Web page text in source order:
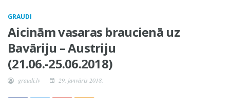
GRAUDI
Aicinām vasaras braucienā uz
Bavāriju – Austriju
(21.06.-25.06.2018)
graudi.lv 29. janvāris 2018.